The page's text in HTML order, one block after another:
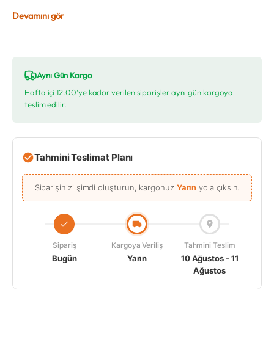
Devamını gör
Aynı Gün Kargo
Hafta içi 12.00’ye kadar verilen siparişler aynı gün kargoya
teslim edilir.
Tahmini Teslimat Planı
Siparişinizi şimdi oluşturun, kargonuz Yarın yola çıksın.
Sipariş
Bugün
Kargoya Veriliş
Yarın
Tahmini Teslim
10 Ağustos - 11
Ağustos